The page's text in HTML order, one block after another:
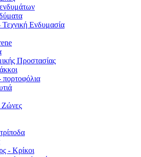
Ενδυμασία
Προστασίας
Ζώνες
- Κρίκοι